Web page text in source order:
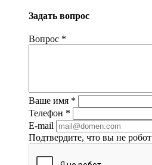
Задать вопрос
Вопрос *
Ваше имя *
Телефон *
E-mail
Подтвердите, что вы не робот